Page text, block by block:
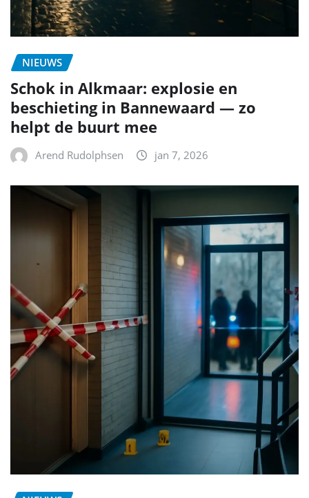
NIEUWS
Schok in Alkmaar: explosie en
beschieting in Bannewaard — zo
helpt de buurt mee
Arend Rudolphsen jan 7, 2026